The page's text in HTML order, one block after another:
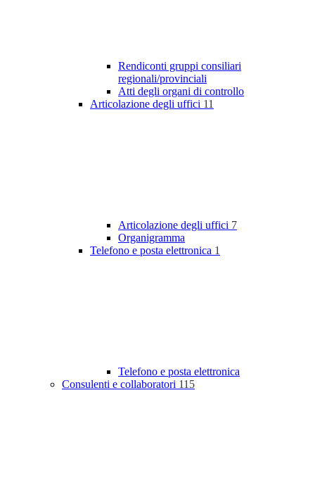
Rendiconti gruppi consiliari
regionali/provinciali
Atti degli organi di controllo
Articolazione degli uffici 11
Articolazione degli uffici 7
Organigramma
Telefono e posta elettronica 1
Telefono e posta elettronica
Consulenti e collaboratori 115